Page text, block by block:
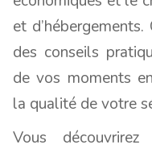
et
des conseils
de vos moments
la qualité de votre
Vous